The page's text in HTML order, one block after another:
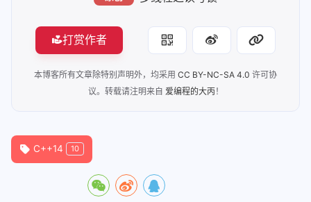
114
115
119
        shared_data.try_read_for(
    })
;
    writer.
    timeout_reader.
return 0;
打赏作者
本博客所有文章除特别声明外，均采用 CC BY-NC-SA 4.0 许可协
议。转载请注明来自 爱编程的大丙！
C++14 10